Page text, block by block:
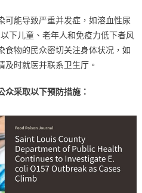
可能导致严重并发症，如溶血性尿
下儿童、老年人和免疫力低下者风
食物的民众密切关注身体状况，如
时就医并联系卫生厅。
采取以下预防措施：